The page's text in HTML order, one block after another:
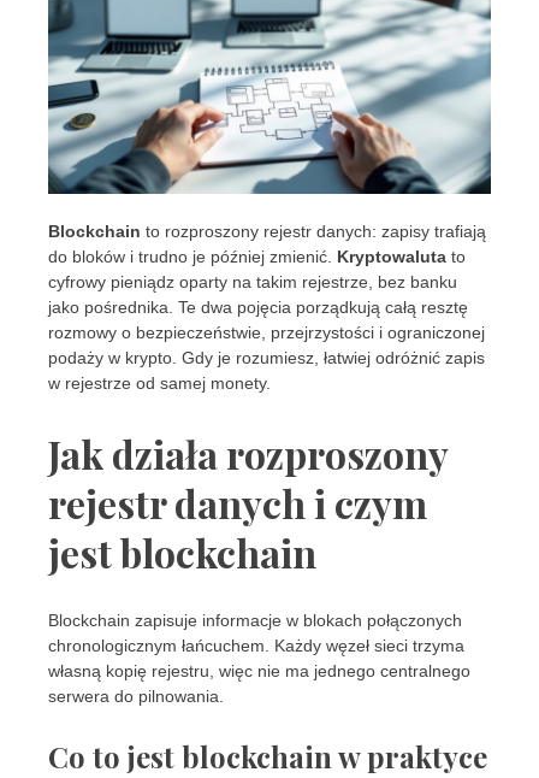
Blockchain to rozproszony rejestr danych: zapisy trafiają
do bloków i trudno je później zmienić. Kryptowaluta to
cyfrowy pieniądz oparty na takim rejestrze, bez banku
jako pośrednika. Te dwa pojęcia porządkują całą resztę
rozmowy o bezpieczeństwie, przejrzystości i ograniczonej
podaży w krypto. Gdy je rozumiesz, łatwiej odróżnić zapis
w rejestrze od samej monety.
Jak działa rozproszony
rejestr danych i czym
jest blockchain
Blockchain zapisuje informacje w blokach połączonych
chronologicznym łańcuchem. Każdy węzeł sieci trzyma
własną kopię rejestru, więc nie ma jednego centralnego
serwera do pilnowania.
Co to jest blockchain w praktyce